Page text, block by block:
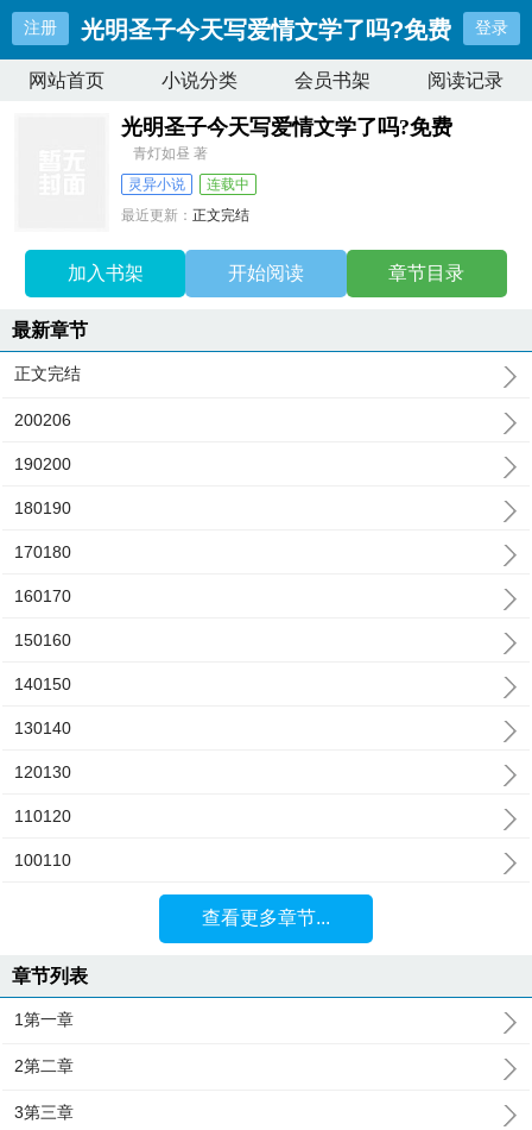
注册 光明圣子今天写爱情文学了吗?免费 登录
网站首页 小说分类 会员书架 阅读记录
光明圣子今天写爱情文学了吗?免费
青灯如昼 著
灵异小说
连载中
最近更新：正文完结
加入书架 开始阅读 章节目录
最新章节
正文完结
200206
190200
180190
170180
160170
150160
140150
130140
120130
110120
100110
查看更多章节...
章节列表
1第一章
2第二章
3第三章